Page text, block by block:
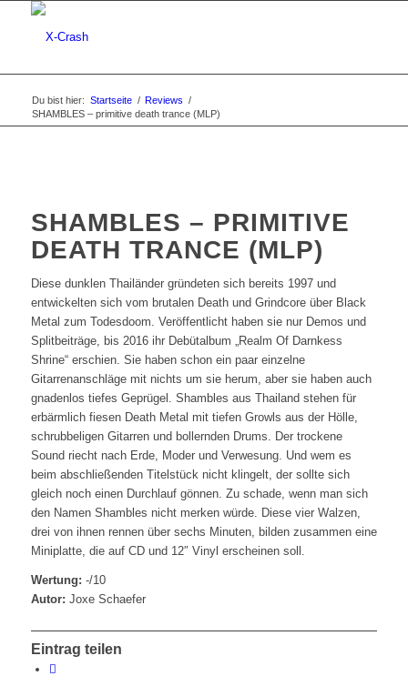
Du bist hier: Startseite / Reviews /
SHAMBLES – primitive death trance (MLP)
SHAMBLES – PRIMITIVE
DEATH TRANCE (MLP)
Diese dunklen Thailänder gründeten sich bereits 1997 und
entwickelten sich vom brutalen Death und Grindcore über Black
Metal zum Todesdoom. Veröffentlicht haben sie nur Demos und
Splitbeiträge, bis 2016 ihr Debütalbum „Realm Of Darnkess
Shrine“ erschien. Sie haben schon ein paar einzelne
Gitarrenanschläge mit nichts um sie herum, aber sie haben auch
gnadenlos tiefes Geprügel. Shambles aus Thailand stehen für
erbärmlich fiesen Death Metal mit tiefen Growls aus der Hölle,
schrubbeligen Gitarren und bollernden Drums. Der trockene
Sound riecht nach Erde, Moder und Verwesung. Und wem es
beim abschließenden Titelstück nicht klingelt, der sollte sich
gleich noch einen Durchlauf gönnen. Zu schade, wenn man sich
den Namen Shambles nicht merken würde. Diese vier Walzen,
drei von ihnen rennen über sechs Minuten, bilden zusammen eine
Miniplatte, die auf CD und 12″ Vinyl erscheinen soll.
Wertung: -/10
Autor: Joxe Schaefer
Eintrag teilen